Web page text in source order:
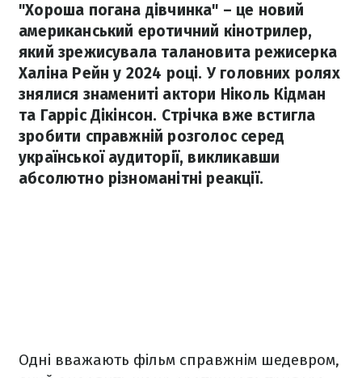
"Хороша погана дівчинка" – це новий
американський еротичний кінотрилер,
який зрежисувала талановита режисерка
Халіна Рейн у 2024 році. У головних ролях
знялися знамениті актори Ніколь Кідман
та Гарріс Дікінсон. Стрічка вже встигла
зробити справжній розголос серед
української аудиторії, викликавши
абсолютно різноманітні реакції.
Одні вважають фільм справжнім шедевром,